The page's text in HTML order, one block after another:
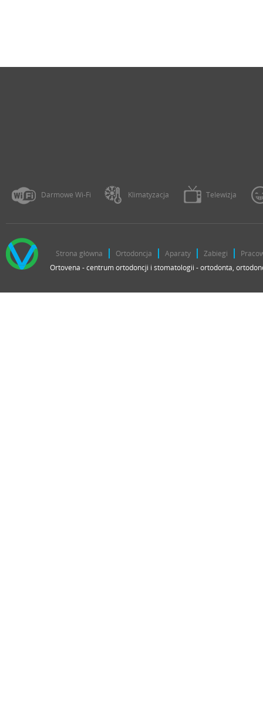
Darmowe Wi-Fi Klimatyzacja Telewizja
Strona główna Ortodoncja Aparaty Zabiegi
Ortovena - centrum ortodoncji i stomatologii - ortodonta,